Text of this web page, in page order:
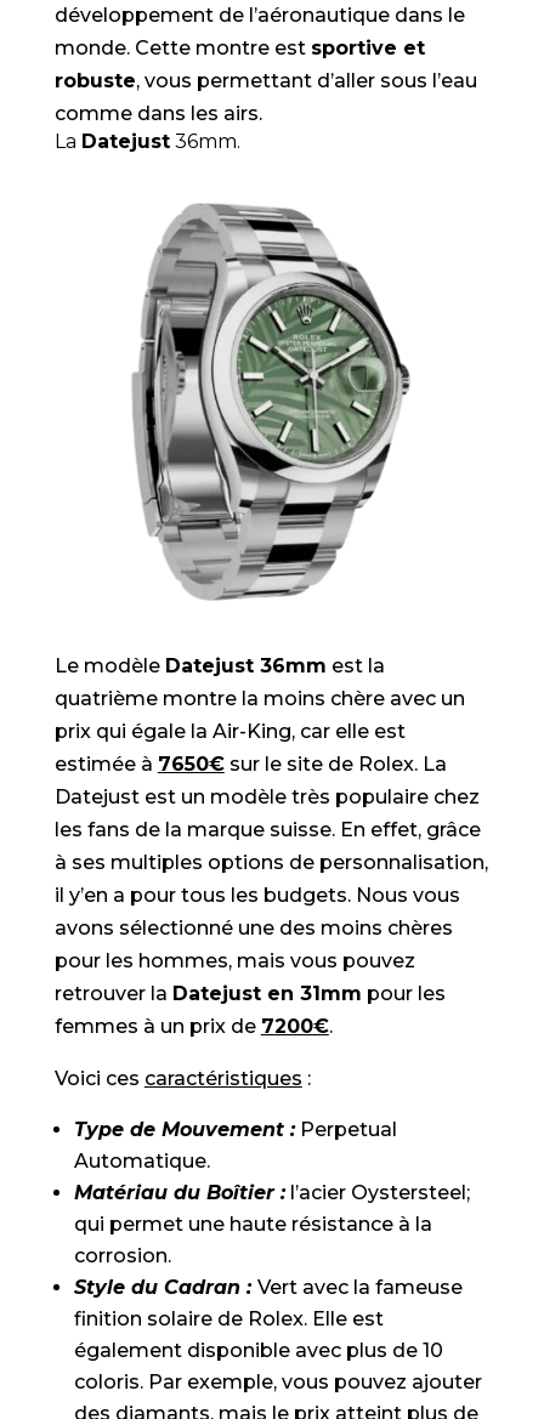
développement de l’aéronautique dans le
monde. Cette montre est sportive et
robuste, vous permettant d’aller sous l’eau
comme dans les airs.
La Datejust36mm.
Le modèle Datejust 36mm est la
quatrième montre la moins chère avec un
prix qui égale la Air-King, car elle est
estimée à 7650€sur le site de Rolex. La
Datejust est un modèle très populaire chez
les fans de la marque suisse. En effet, grâce
à ses multiples options de personnalisation,
il y’en a pour tous les budgets. Nous vous
avons sélectionné une des moins chères
pour les hommes, mais vous pouvez
retrouver la Datejust en 31mm pour les
femmes à un prix de 7200€.
Voici ces caractéristiques :
Type de Mouvement :Perpetual
Automatique.
Matériau du Boîtier :l’acier Oystersteel;
qui permet une haute résistance à la
corrosion.
Style du Cadran : Vert avec la fameuse
finition solaire de Rolex. Elle est
également disponible avec plus de 10
coloris. Par exemple, vous pouvez ajouter
des diamants, mais le prix atteint plus de